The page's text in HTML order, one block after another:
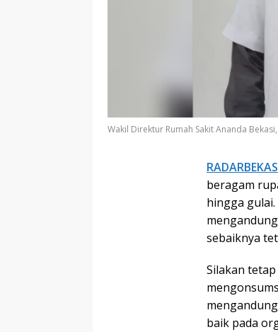
Wakil Direktur Rumah Sakit Ananda
beragam
hingga
sebaiknya
Silakan
baik pada